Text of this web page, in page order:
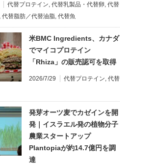
代替プロテイン 代替乳製品・代替卵 代替
代替脂肪／代替油脂 代替魚
米BMC Ingredients、カナダ
でマイコプロテイン
「Rhiza」の販売認可を取得
2026/7/29 代替プロテイン 代替
発芽オーツ麦でカゼインを開
発｜イスラエル発の植物分子
農業スタートアップ
Plantopiaが約14.7億円を調
達